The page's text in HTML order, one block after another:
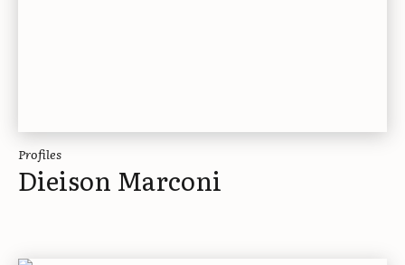
Profiles
Dieison Marconi